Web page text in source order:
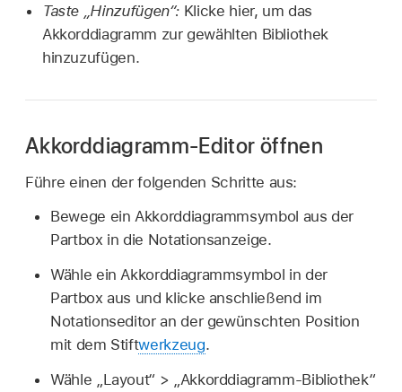
Taste „Hinzufügen“: Klicke hier, um das
Akkorddiagramm zur gewählten Bibliothek
hinzuzufügen.
Akkorddiagramm-Editor öffnen
Führe einen der folgenden Schritte aus:
Bewege ein Akkorddiagrammsymbol aus der
Partbox in die Notationsanzeige.
Wähle ein Akkorddiagrammsymbol in der
Partbox aus und klicke anschließend im
Notationseditor an der gewünschten Position
mit dem Stiftwerkzeug.
Wähle „Layout“ > „Akkorddiagramm-Bibliothek“